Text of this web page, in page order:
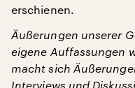
erschienen.
Äußerungen unserer
eigene Auffassungen
macht sich
Interviews und